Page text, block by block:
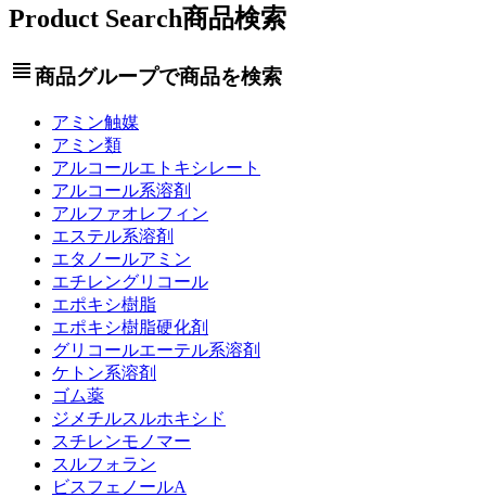
Product Search商品検索
view_headline商品グループで商品を検索
アミン触媒
アミン類
アルコールエトキシレート
アルコール系溶剤
アルファオレフィン
エステル系溶剤
エタノールアミン
エチレングリコール
エポキシ樹脂
エポキシ樹脂硬化剤
グリコールエーテル系溶剤
ケトン系溶剤
ゴム薬
ジメチルスルホキシド
スチレンモノマー
スルフォラン
ビスフェノールA